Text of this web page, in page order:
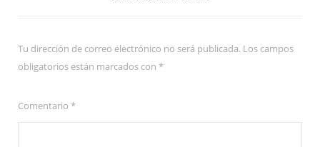
Tu dirección de correo electrónico no será publicada. Los campos
obligatorios están marcados con *
Comentario *